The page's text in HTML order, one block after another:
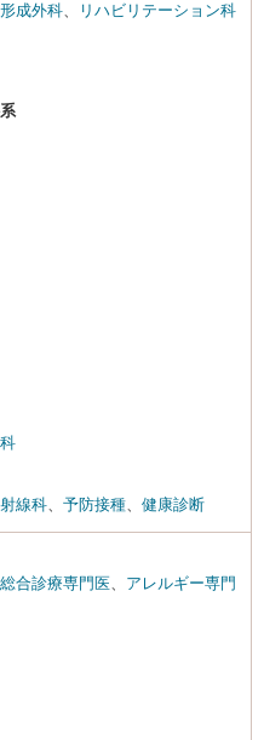
形成外科 リハビリテーション科
線科 予防接種 健康診断
総合診療専門医
アレルギー専門